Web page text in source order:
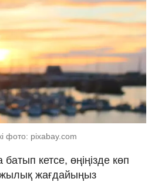
фото: pixabay.com
батып кетсе, өңіңізде көп
жағдайыңыз